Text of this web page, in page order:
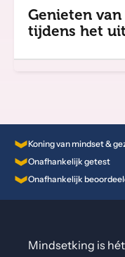
Genieten
tijdens het
Koning van mindset &
Onafhankelijk getest
Onafhankelijk
Mindsetking is